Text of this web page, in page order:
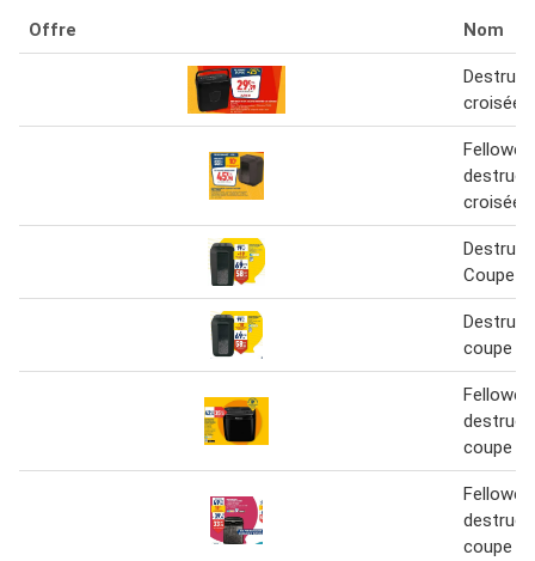
Offre Nom
croisée
Fellowes
croisée
Coupe
coupe
Fellowes
coupe
Fellowes
coupe